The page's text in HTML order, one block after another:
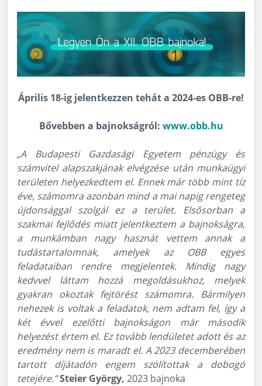
Április 18-ig jelentkezzen tehát a 2024-es OBB-re!
Bővebben a bajnokságról: www.obb.hu
„A Budapesti Gazdasági Egyetem pénzügy és
számvitel alapszakjának elvégzése után munkaügyi
területen helyezkedtem el. Ennek már több mint tíz
éve, számomra azonban mind a mai napig rengeteg
újdonsággal szolgál ez a terület. Elsősorban a
szakmai fejlődés miatt jelentkeztem a bajnokságra,
a munkámban nagy hasznát vettem annak a
tudástartalomnak, amelyek az OBB egyes
feladataiban rendre megjelentek. Mindig nagy
kedvvel láttam hozzá megoldásukhoz, melyek
gyakran okoztak fejtörést számomra. Bármilyen
nehezek is voltak a feladatok, nem adtam fel, így a
két évvel ezelőtti bajnokságon már második
helyezést értem el. Ez tovább lendületet adott és az
eredmény nem is maradt el. A 2023 decemberében
tartott díjátadón engem szólítottak a dobogó
tetejére.”Steier György, 2023 bajnoka